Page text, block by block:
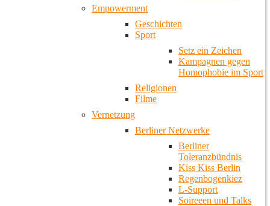
Empowerment
Geschichten
Sport
Setz ein Zeichen
Kampagnen gegen
Homophobie im Sport
Religionen
Filme
Vernetzung
Berliner Netzwerke
Berliner
Toleranzbündnis
Kiss Kiss Berlin
Regenbogenkiez
L-Support
Soireeen und Talks